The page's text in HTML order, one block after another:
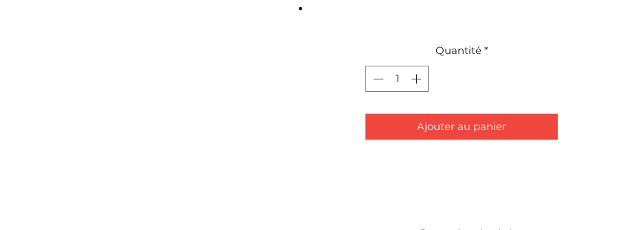
Quantité *
Ajouter au panier